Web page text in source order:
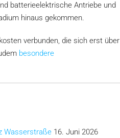
batterieelektrische Antriebe und
hinaus gekommen.
verbunden, die sich erst über
besondere
Wasserstraße 16. Juni 2026